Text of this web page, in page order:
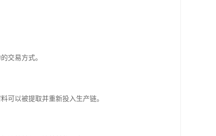
交易方式。
可以被提取并重新投入生产链。